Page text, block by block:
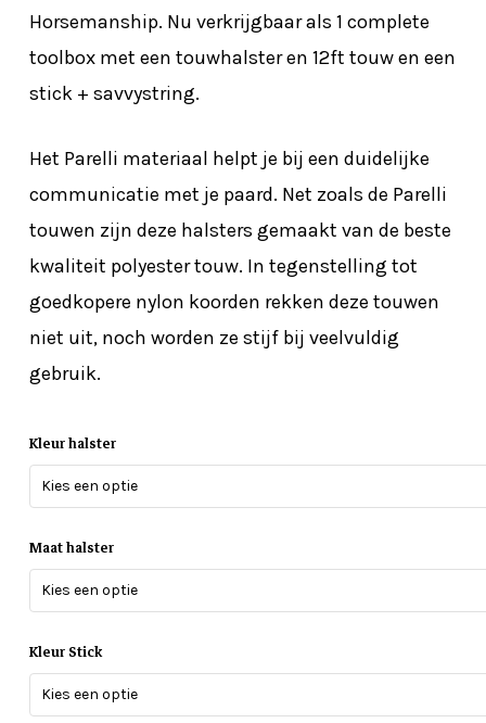
Horsemanship. Nu verkrijgbaar als 1 complete
toolbox met een touwhalster en 12ft touw en een
stick + savvystring.
Het Parelli materiaal helpt je bij een duidelijke
communicatie met je paard. Net zoals de Parelli
touwen zijn deze halsters gemaakt van de beste
kwaliteit polyester touw. In tegenstelling tot
goedkopere nylon koorden rekken deze touwen
niet uit, noch worden ze stijf bij veelvuldig
gebruik.
Kleur halster
Kies een optie
Maat halster
Kies een optie
Kleur Stick
Kies een optie